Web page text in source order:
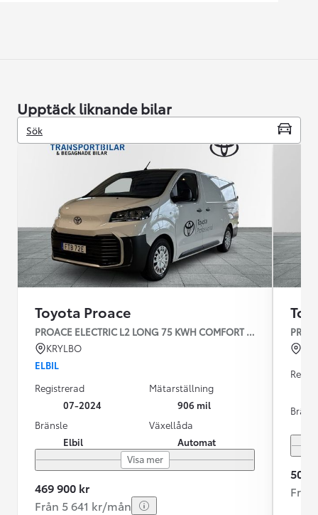
Upptäck liknande bilar
Sök
Toyota Proace
PROACE ELECTRIC L2 LONG 75 KWH COMFORT V-HJUL
KRYLBO
ELBIL
Registrerad
07-2024
Mätarställning
906 mil
Bränsle
Elbil
Växellåda
Automat
Visa mer
469 900 kr
Från 5 641 kr/mån
509
Från